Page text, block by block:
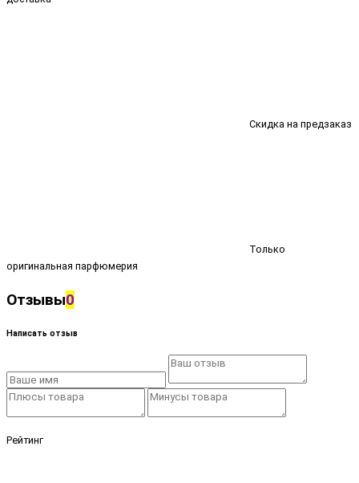
Скидка на предзаказ
Только
оригинальная парфюмерия
Отзывы0
Написать отзыв
Рейтинг